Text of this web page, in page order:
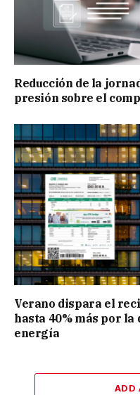
Reducción de la
presión sobre el
Verano dispara el
hasta 40% más por la
energía
ADD